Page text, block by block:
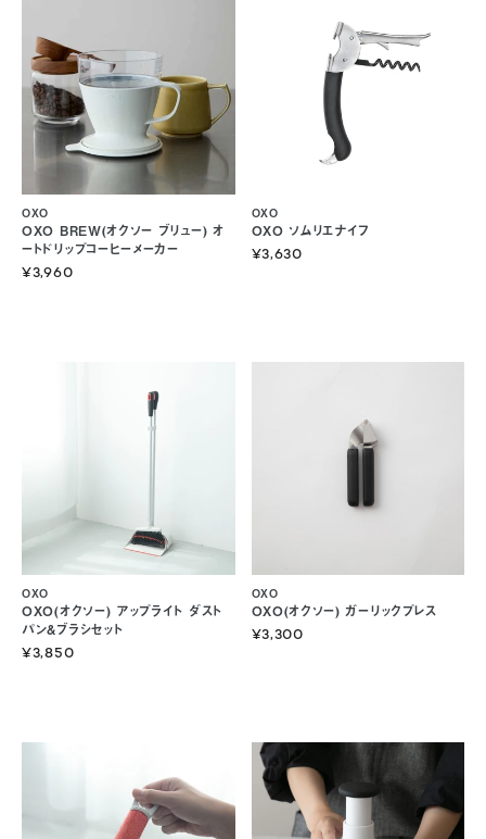
OXO BREW(オクソー ブリュー) オ
ートドリップコーヒーメーカー
OXO
¥3,960
OXO ソムリエナイフ
OXO
¥3,630
OXO(オクソー) アップライト ダスト
パン&ブラシセット
OXO
¥3,850
OXO(オクソー) ガーリックプレス
OXO
¥3,300